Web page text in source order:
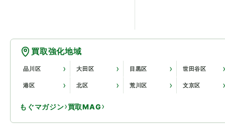
買取強化地域
品川区 大田区 目黒区 世田谷区
港区 北区 荒川区 文京区
もぐマガジン 買取MAG